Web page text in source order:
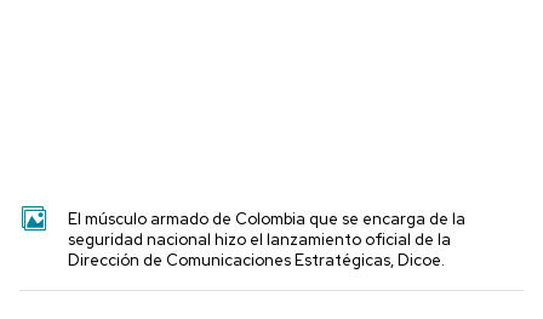
El músculo armado de Colombia que se encarga de la
seguridad nacional hizo el lanzamiento oficial de la
Dirección de Comunicaciones Estratégicas, Dicoe.